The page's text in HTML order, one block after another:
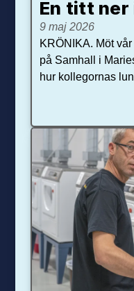
En titt ner
9 maj 2026
KRÖNIKA. Möt
på Samhall i
hur kollegornas